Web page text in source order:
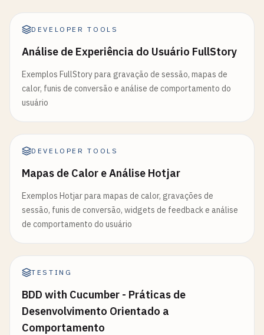
DEVELOPER TOOLS
Análise de Experiência do Usuário FullStory
Exemplos FullStory para gravação de sessão, mapas de
calor, funis de conversão e análise de comportamento do
usuário
DEVELOPER TOOLS
Mapas de Calor e Análise Hotjar
Exemplos Hotjar para mapas de calor, gravações de
sessão, funis de conversão, widgets de feedback e análise
de comportamento do usuário
TESTING
BDD with Cucumber - Práticas de
Desenvolvimento Orientado a
Comportamento